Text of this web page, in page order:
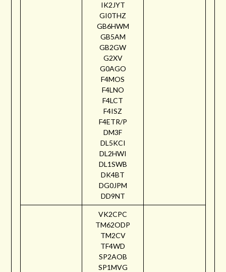
IK2JYT
GI0THZ
GB6HWM
GB5AM
GB2GW
G2XV
G0AGO
F4MOS
F4LNO
F4LCT
F4ISZ
F4ETR/P
DM3F
DL5KCI
DL2HWI
DL1SWB
DK4BT
DG0JPM
DD9NT
VK2CPC
TM62ODP
TM2CV
TF4WD
SP2AOB
SP1MVG